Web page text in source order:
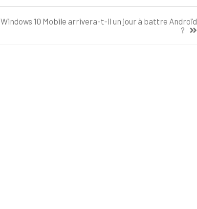
Windows 10 Mobile arrivera-t-il un jour à battre Androïd
?